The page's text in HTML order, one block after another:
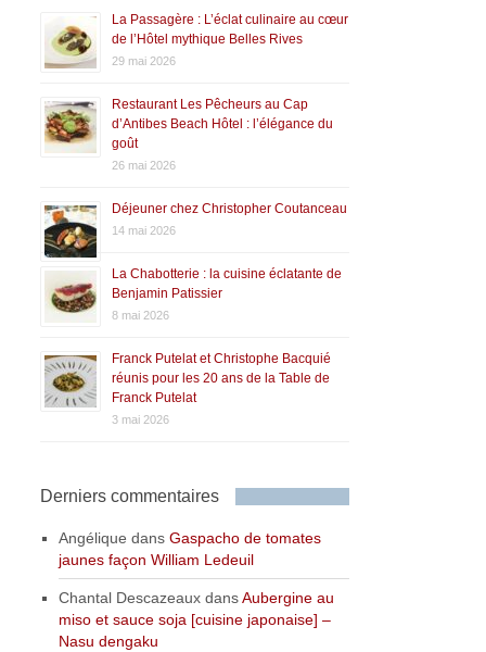
La Passagère : L’éclat culinaire au cœur
de l’Hôtel mythique Belles Rives
29 mai 2026
Restaurant Les Pêcheurs au Cap
d’Antibes Beach Hôtel : l’élégance du
goût
26 mai 2026
Déjeuner chez Christopher Coutanceau
14 mai 2026
La Chabotterie : la cuisine éclatante de
Benjamin Patissier
8 mai 2026
Franck Putelat et Christophe Bacquié
réunis pour les 20 ans de la Table de
Franck Putelat
3 mai 2026
Derniers commentaires
Angélique dansGaspacho de tomates
jaunes façon William Ledeuil
Chantal Descazeaux dansAubergine au
miso et sauce soja [cuisine japonaise] –
Nasu dengaku